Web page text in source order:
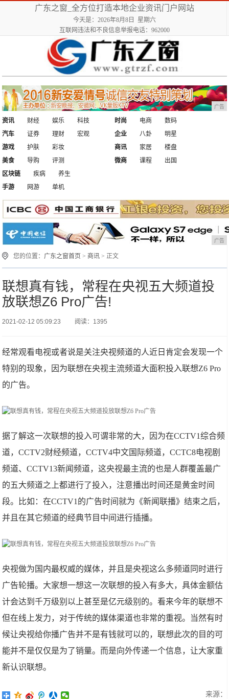
广东之窗_全方位打造本地企业资讯门户网站
今天是：2026年8月8日 星期六
互联网违法和不良信息举报电话：962000
广告
资讯 财经 娱乐
科技
汽车
证券 理财 宏观
时尚 电商
数码
企业
八卦
明星
游戏
护肤
彩妆
美食
导购 评测
商讯 家居
楼盘
微商
课程
出国
区块链
疾病
养生
手游
网游 单机
广告
您的位置： 广东之窗首页 > 商讯 > 正文
联想真有钱，常程在央视五大频道投
放联想Z6 Pro广告!
2021-02-12 05:09:23 阅读：1395
经常观看电视或者说是关注央视频道的人近日肯定会发现一个
特别的现象，因为联想在央视主流频道大面积投入联想Z6 Pro
的广告。​
据了解这一次联想的投入可谓非常的大，因为在CCTV1综合频
道，CCTV2财经频道，CCTV4中文国际频道，CCTC8电视剧
频道、CCTV13新闻频道，这央视最主流的也是人群覆盖最广
的五大频道之上都进行了投入，注意播出时间还是黄金时间
段。比如：在CCTV1的广告时间就为《新闻联播》结束之后，
并且在其它频道的经典节目中间进行插播。​
央视做为国内最权威的媒体，并且是央视这么多频道同时进行
广告轮播。大家想一想这一次联想的投入有多大，具体金额估
计会达到千万级别以上甚至是亿元级别的。看来今年的联想不
但在线上发力，对于传统的媒体渠道也非常的重视。当然有时
候让央视给你播广告并不是有钱就可以的，联想此次的目的可
能并不是仅仅是为了销量。而是向外传递一个信息，让大家重
新认识联想。​
来源：